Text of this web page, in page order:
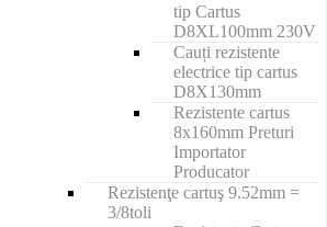
tip Cartus
D8XL100mm 230V
Cauți rezistente
electrice tip cartus
D8X130mm
Rezistente cartus
8x160mm Preturi
Importator
Producator
Rezistenţe cartuş 9.52mm =
3/8toli